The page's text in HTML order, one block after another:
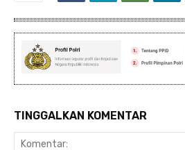
TINGGALKAN KOMENTAR